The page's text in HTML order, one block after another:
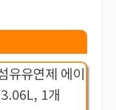
유유연제 에이
1개